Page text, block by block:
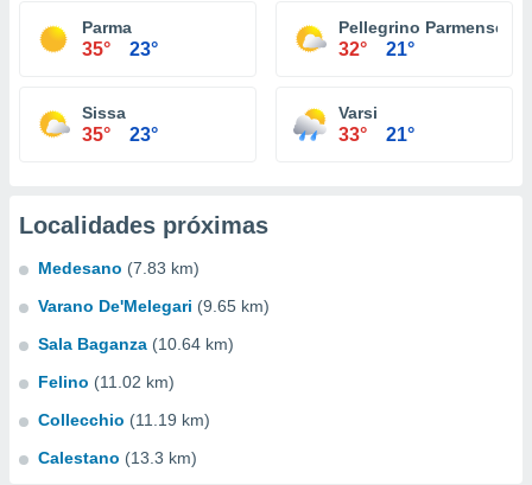
Parma
35° 23°
Pellegrino Parmense
32° 21°
Sissa
35° 23°
Varsi
33° 21°
Localidades próximas
Medesano (7.83 km)
Varano De'Melegari (9.65 km)
Sala Baganza (10.64 km)
Felino (11.02 km)
Collecchio (11.19 km)
Calestano (13.3 km)